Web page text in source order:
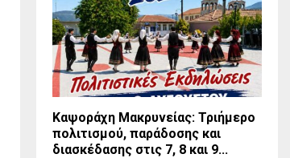
Καψοράχη Μακρυνείας: Τριήμερο
πολιτισμού, παράδοσης και
διασκέδασης στις 7, 8 και 9...